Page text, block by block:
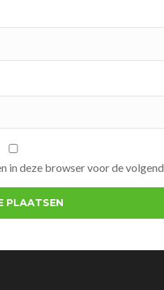
in deze browser voor de